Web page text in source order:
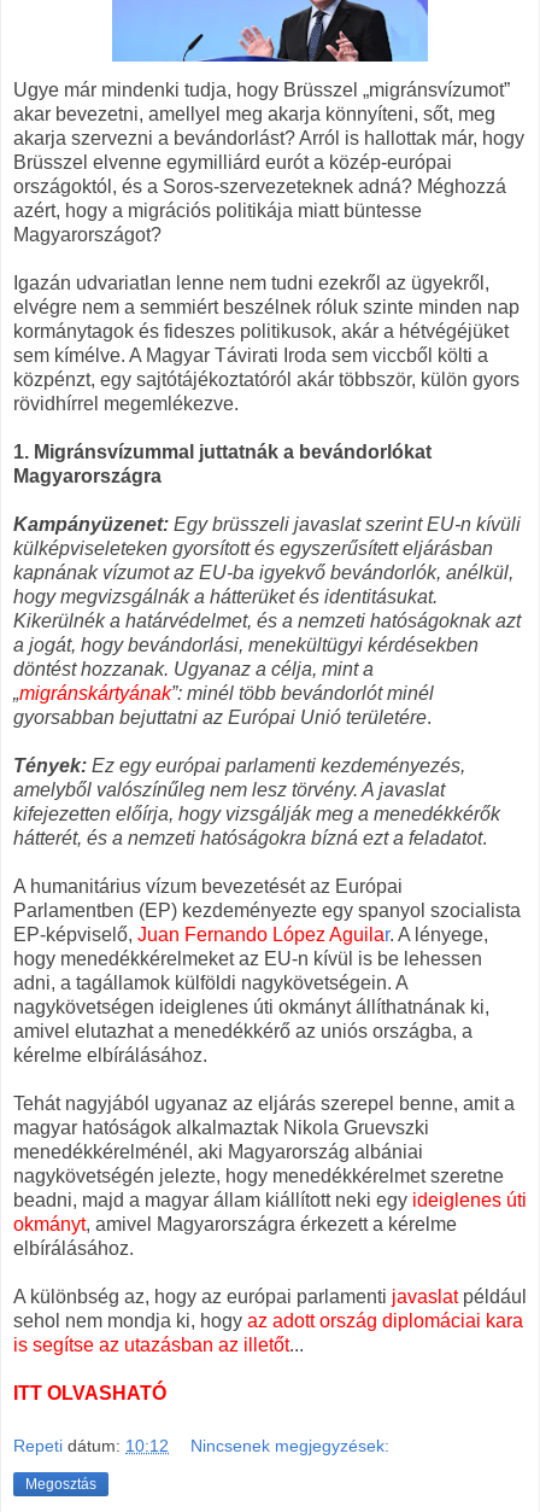
Ugye már mindenki tudja, hogy Brüsszel „migránsvízumot”
akar bevezetni, amellyel meg akarja könnyíteni, sőt, meg
akarja szervezni a bevándorlást? Arról is hallottak már, hogy
Brüsszel elvenne egymilliárd eurót a közép-európai
országoktól, és a Soros-szervezeteknek adná? Méghozzá
azért, hogy a migrációs politikája miatt büntesse
Magyarországot?
Igazán udvariatlan lenne nem tudni ezekről az ügyekről,
elvégre nem a semmiért beszélnek róluk szinte minden nap
kormánytagok és fideszes politikusok, akár a hétvégéjüket
sem kímélve. A Magyar Távirati Iroda sem viccből költi a
közpénzt, egy sajtótájékoztatóról akár többször, külön gyors
rövidhírrel megemlékezve.
1. Migránsvízummal juttatnák a bevándorlókat
Magyarországra
Kampányüzenet: Egy brüsszeli javaslat szerint EU-n kívüli
külképviseleteken gyorsított és egyszerűsített eljárásban
kapnának vízumot az EU-ba igyekvő bevándorlók, anélkül,
hogy megvizsgálnák a hátterüket és identitásukat.
Kikerülnék a határvédelmet, és a nemzeti hatóságoknak azt
a jogát, hogy bevándorlási, menekültügyi kérdésekben
döntést hozzanak. Ugyanaz a célja, mint a
„migránskártyának”: minél több bevándorlót minél
gyorsabban bejuttatni az Európai Unió területére.
Tények: Ez egy európai parlamenti kezdeményezés,
amelyből valószínűleg nem lesz törvény. A javaslat
kifejezetten előírja, hogy vizsgálják meg a menedékkérők
hátterét, és a nemzeti hatóságokra bízná ezt a feladatot.
A humanitárius vízum bevezetését az Európai
Parlamentben (EP) kezdeményezte egy spanyol szocialista
EP-képviselő, Juan Fernando López Aguilar. A lényege,
hogy menedékkérelmeket az EU-n kívül is be lehessen
adni, a tagállamok külföldi nagykövetségein. A
nagykövetségen ideiglenes úti okmányt állíthatnának ki,
amivel elutazhat a menedékkérő az uniós országba, a
kérelme elbírálásához.
Tehát nagyjából ugyanaz az eljárás szerepel benne, amit a
magyar hatóságok alkalmaztak Nikola Gruevszki
menedékkérelménél, aki Magyarország albániai
nagykövetségén jelezte, hogy menedékkérelmet szeretne
beadni, majd a magyar állam kiállított neki egy ideiglenes úti
okmányt, amivel Magyarországra érkezett a kérelme
elbírálásához.
A különbség az, hogy az európai parlamenti javaslatpéldául
sehol nem mondja ki, hogy az adott ország diplomáciai kara
is segítse az utazásban az illetőt...
ITT OLVASHATÓ
Repeti dátum: 10:12 Nincsenek megjegyzések:
Megosztás